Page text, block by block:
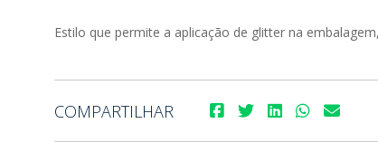
Estilo que permite a aplicação de glitter na
COMPARTILHAR